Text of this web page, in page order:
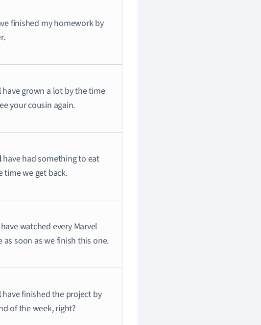
finished my homework by
have grown a lot by the time
your cousin again.
have had something to eat
time we get back.
watched every Marvel
as soon as we finish this one.
have finished the project by
of the week, right?